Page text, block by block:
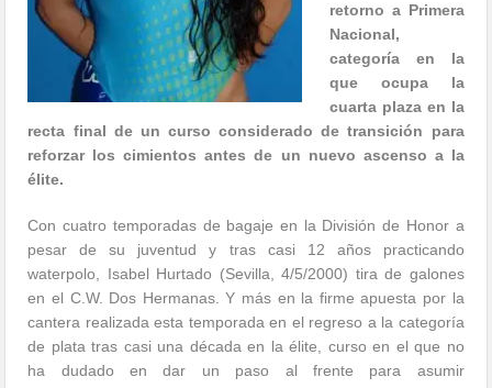
retorno a Primera
Nacional,
categoría en la
que ocupa la
cuarta plaza en la
recta final de un curso considerado de transición para
reforzar los cimientos antes de un nuevo ascenso a la
élite.
Con cuatro temporadas de bagaje en la División de Honor a
pesar de su juventud y tras casi 12 años practicando
waterpolo, Isabel Hurtado (Sevilla, 4/5/2000) tira de galones
en el C.W. Dos Hermanas. Y más en la firme apuesta por la
cantera realizada esta temporada en el regreso a la categoría
de plata tras casi una década en la élite, curso en el que no
ha dudado en dar un paso al frente para asumir